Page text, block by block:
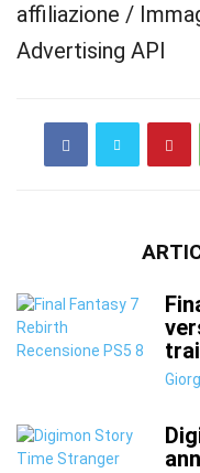
affiliazione /
Advertising API